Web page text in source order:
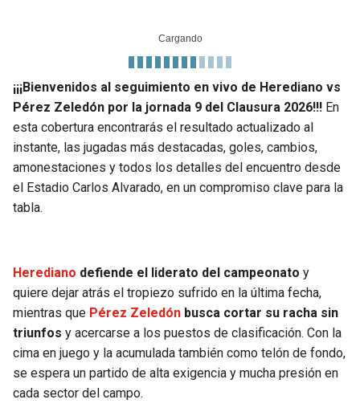
¡¡¡Bienvenidos al seguimiento en vivo de Herediano vs
Pérez Zeledón por la jornada 9 del Clausura 2026!!! En
esta cobertura encontrarás el resultado actualizado al
instante, las jugadas más destacadas, goles, cambios,
amonestaciones y todos los detalles del encuentro desde
el Estadio Carlos Alvarado, en un compromiso clave para la
tabla.
Herediano defiende el liderato del campeonato y
quiere dejar atrás el tropiezo sufrido en la última fecha,
mientras que Pérez Zeledón busca cortar su racha sin
triunfos y acercarse a los puestos de clasificación. Con la
cima en juego y la acumulada también como telón de fondo,
se espera un partido de alta exigencia y mucha presión en
cada sector del campo.